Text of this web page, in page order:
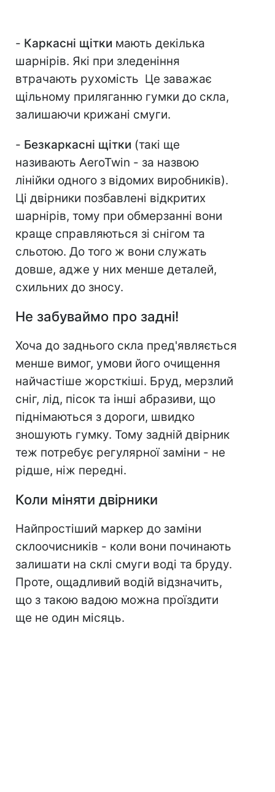
- Каркасні щітки мають декілька
шарнірів. Які при зледеніння
втрачають рухомість Це заважає
щільному приляганню гумки до скла,
залишаючи крижані смуги.
- Безкаркасні щітки (такі ще
називають AeroTwin - за назвою
лінійки одного з відомих виробників).
Ці двірники позбавлені відкритих
шарнірів, тому при обмерзанні вони
краще справляються зі снігом та
сльотою. До того ж вони служать
довше, адже у них менше деталей,
схильних до зносу.
Не забуваймо про задні!
Хоча до заднього скла пред'являється
менше вимог, умови його очищення
найчастіше жорсткіші. Бруд, мерзлий
сніг, лід, пісок та інші абразиви, що
піднімаються з дороги, швидко
зношують гумку. Тому задній двірник
теж потребує регулярної заміни - не
рідше, ніж передні.
Коли міняти двірники
Найпростіший маркер до заміни
склоочисників - коли вони починають
залишати на склі смуги воді та бруду.
Проте, ощадливий водій відзначить,
що з такою вадою можна проїздити
ще не один місяць.